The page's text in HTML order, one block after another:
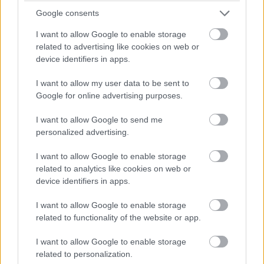
Google consents
I want to allow Google to enable storage
related to advertising like cookies on web or
device identifiers in apps.
I want to allow my user data to be sent to
Google for online advertising purposes.
I want to allow Google to send me
personalized advertising.
I want to allow Google to enable storage
related to analytics like cookies on web or
device identifiers in apps.
I want to allow Google to enable storage
related to functionality of the website or app.
I want to allow Google to enable storage
related to personalization.
A rohírok háborúja közben viszont gyakran támadt az az
érzésem, hogy ezek a szándékosan kevésbé kidolgozott
részletek nem mindig húzódnak meg a háttér jótékony
részét képező képi elemekre sem tudott annyi figyelmet
és munkát folytatni az alkotógárda, mint ami az igazán